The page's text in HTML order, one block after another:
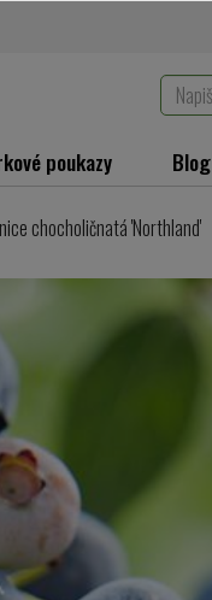
poukazy Blog
chocholičnatá 'Northland'